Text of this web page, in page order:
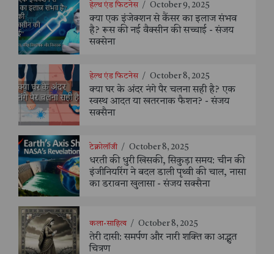
हेल्थ एंड फिटनेस / October 9, 2025
क्या एक इंजेक्शन से कैंसर का इलाज संभव
है? रूस की नई वैक्सीन की सच्चाई - संजय
सक्सेना
हेल्थ एंड फिटनेस / October 8, 2025
क्या घर के अंदर नंगे पैर चलना सही है? एक
स्वस्थ आदत या खतरनाक फैशन? - संजय
सक्सैना
टेक्नोलॉजी / October 8, 2025
धरती की धुरी खिसकी, सिकुड़ा समय: चीन की
इंजीनियरिंग ने बदल डाली पृथ्वी की चाल, नासा
का डरावना खुलासा - संजय सक्सैना
कला-साहित्य / October 8, 2025
तेरी दासी: समर्पण और नारी शक्ति का अद्भुत
चित्रण